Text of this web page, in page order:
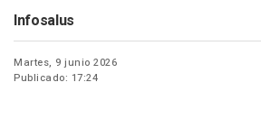
Infosalus
Martes, 9 junio 2026
Publicado: 17:24